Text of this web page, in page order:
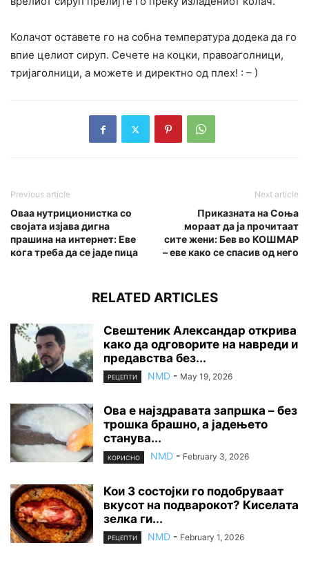
Колачот оставете го на собна температура додека да го
впие целиот сируп. Сечете на коцки, правоаголници,
тријаголници, а можете и директно од плех! : – )
Previous article
Oваа нутриционистка со
својата изјава дигна
прашина на интернет: Еве
кога треба да се јаде пица
Next article
Приказната на Соња
мораат да ја прочитаат
сите жени: Бев во КОШМАР
– еве како се спасив од него
RELATED ARTICLES
Свештеник Александар открива
како да одговорите на навреди и
предавства без...
РЕЦЕПТИ NMD - May 19, 2026
Ова е најздравата запршка – без
трошка брашно, а јадењето
станува...
КОРИСНО NMD - February 3, 2026
Кои 3 состојки го подобруваат
вкусот на подварокот? Киселата
зелка ги...
РЕЦЕПТИ NMD - February 1, 2026